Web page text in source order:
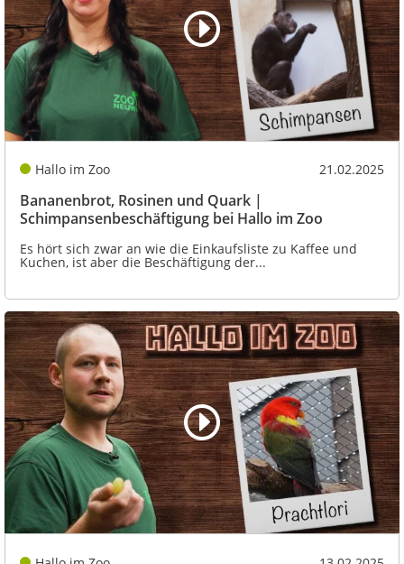
Hallo im Zoo 21.02.2025
Bananenbrot, Rosinen und Quark |
Schimpansenbeschäftigung bei Hallo im Zoo
Es hört sich zwar an wie die Einkaufsliste zu Kaffee und
Kuchen, ist aber die Beschäftigung der...